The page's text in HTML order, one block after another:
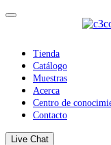
Tienda
Catálogo
Muestras
Acerca
Centro de
Contacto
Live Chat